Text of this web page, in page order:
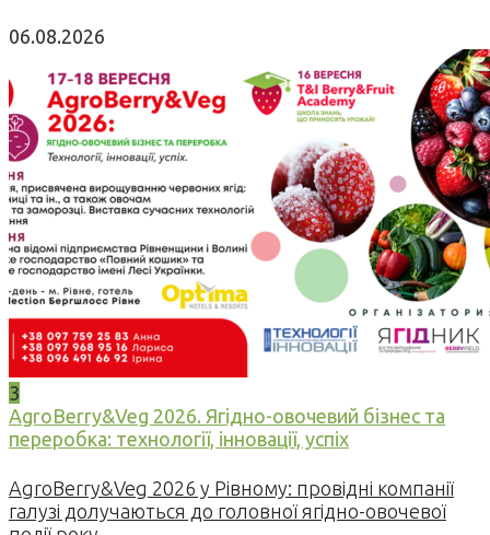
06.08.2026
3
AgroBerry&Veg 2026. Ягідно-овочевий бізнес та
переробка: технології, інновації, успіх
AgroBerry&Veg 2026 у Рівному: провідні компанії
галузі долучаються до головної ягідно-овочевої